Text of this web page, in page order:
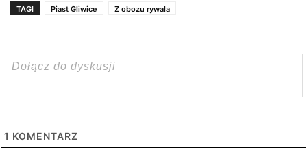
TAGI Piast Gliwice Z obozu rywala
1 KOMENTARZ